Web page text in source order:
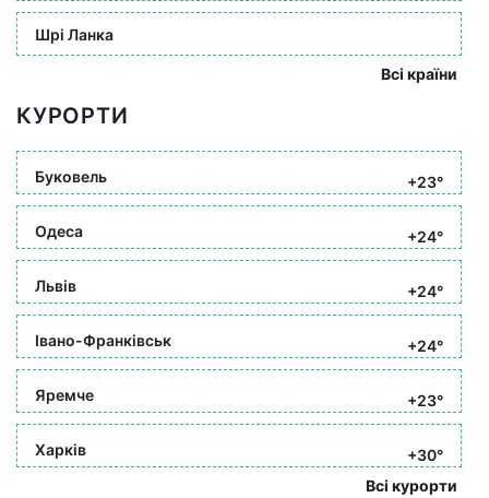
Шрі Ланка
Всі країни
КУРОРТИ
Буковель +23°
Одеса +24°
Львів +24°
Івано-Франківськ +24°
Яремче +23°
Харків
+30°
Всі курорти